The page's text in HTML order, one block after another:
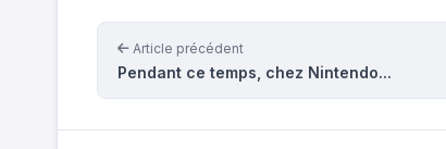
Article précédent
Pendant ce temps, chez Nintendo...